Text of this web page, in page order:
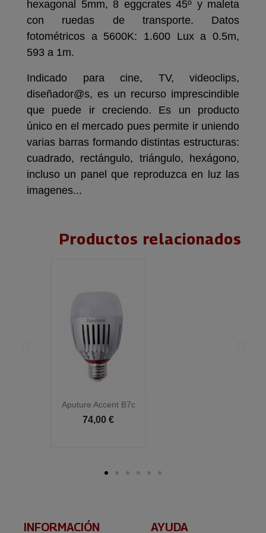
hexagonal 5mm, 8 eggcrates 45º y maleta
con ruedas de transporte. Datos
fotométricos a 5600K: 1.600 Lux a 0.5m,
593 a 1m.
Indicado para cine, TV, videoclips,
diseñador@s, es un recurso imprescindible
que puede ir creciendo. Es un producto
único en el mercado pues permite ir uniendo
varias barras formando distintas estructuras:
cuadrado, rectángulo, triángulo, hexágono,
incluso un panel que reproduzca en luz las
imagenes...
Productos relacionados
Aputure Accent B7c
74,00 €
INFORMACIÓN​ AYUDA